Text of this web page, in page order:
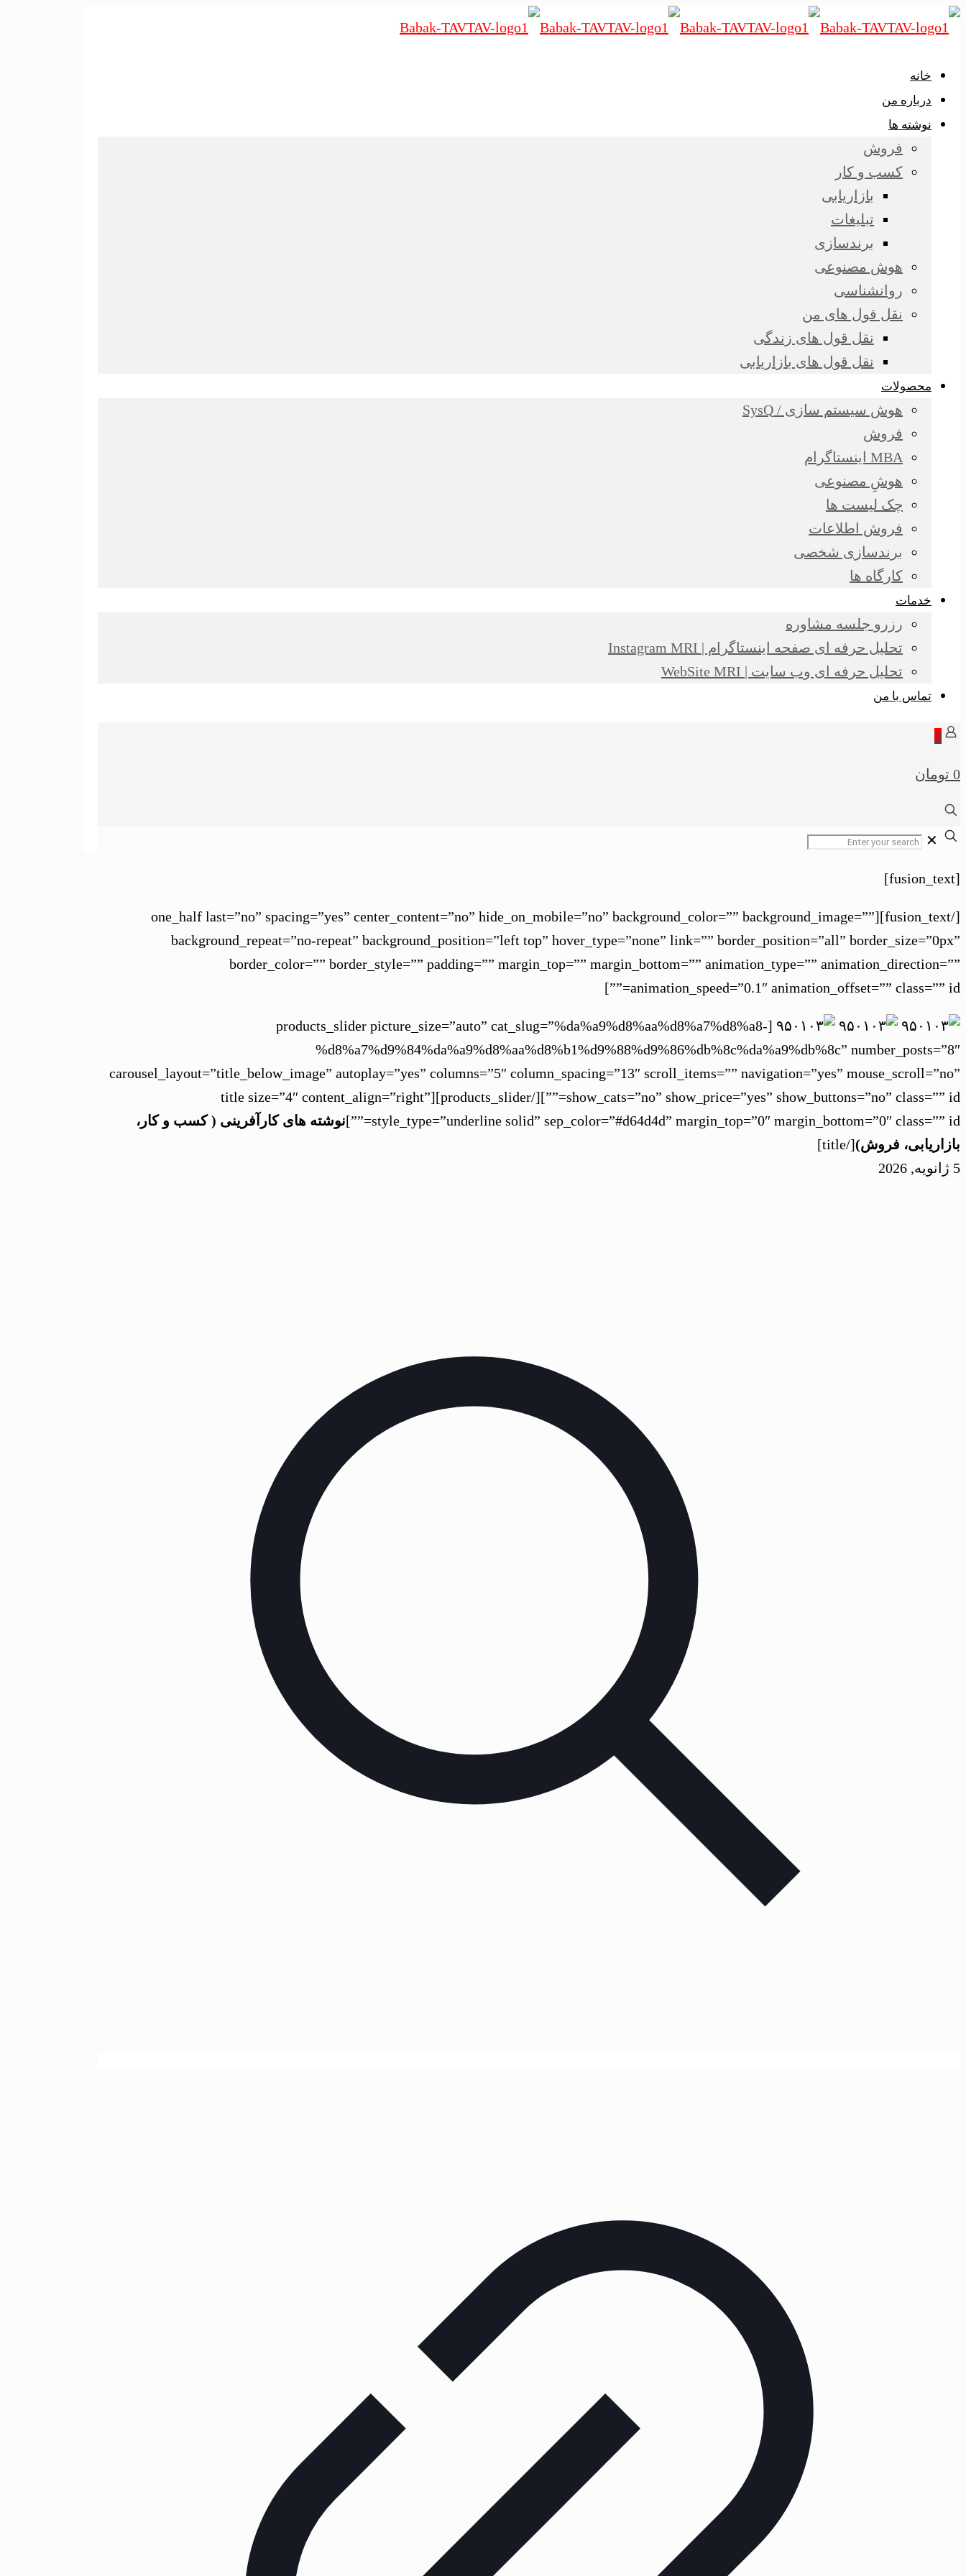
خانه
درباره من
نوشته ها
فروش
کسب و کار
بازاریابی
تبلیغات
برندسازی
هوش مصنوعی
روانشناسی
نقل قول های من
نقل قول های زندگی
نقل قول های بازاریابی
محصولات
هوش سیستم سازی / SysQ
فروش
MBA اینستاگرام
هوشِ مصنوعی
چک لیست ها
فروش اطلاعات
برندسازی شخصی
کارگاه ها
خدمات
رزرو جلسه مشاوره
تحلیل حرفه ای صفحه اینستاگرام | Instagram MRI
تحلیل حرفه ای وب سایت | WebSite MRI
تماس با من
0
0 تومان
✕
[fusion_text]
[/fusion_text][one_half last=”no” spacing=”yes” center_content=”no” hide_on_mobile=”no” background_color=”” background_image=””
background_repeat=”no-repeat” background_position=”left top” hover_type=”none” link=”” border_position=”all” border_size=”0px”
border_color=”” border_style=”” padding=”” margin_top=”” margin_bottom=”” animation_type=”” animation_direction=””
animation_speed=”0.1″ animation_offset=”” class=”” id=””]
[products_slider picture_size=”auto” cat_slug=”%da%a9%d8%aa%d8%a7%d8%a8-
%d8%a7%d9%84%da%a9%d8%aa%d8%b1%d9%88%d9%86%db%8c%da%a9%db%8c” number_posts=”8″
carousel_layout=”title_below_image” autoplay=”yes” columns=”5″ column_spacing=”13″ scroll_items=”” navigation=”yes” mouse_scroll=”no”
show_cats=”no” show_price=”yes” show_buttons=”no” class=”” id=””][/products_slider][title size=”4″ content_align=”right”
style_type=”underline solid” sep_color=”#d64d4d” margin_top=”0″ margin_bottom=”0″ class=”” id=””]
نوشته های کارآفرینی ( کسب و کار،
بازاریابی، فروش)[/title]
5 ژانویه, 2026